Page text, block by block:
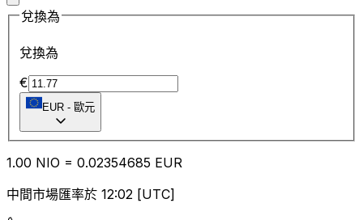
兌換為
兌換為
€
EUR - 歐元
1.00 NIO = 0.02354685 EUR
中間市場匯率於 12:02 [UTC]